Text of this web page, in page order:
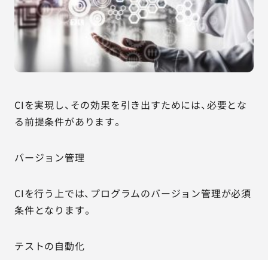
CIを実現し、その効果を引き出すためには、必要とな
る前提条件があります。
バージョン管理
CIを行う上では、プログラムのバージョン管理が必須
条件となります。
テストの自動化